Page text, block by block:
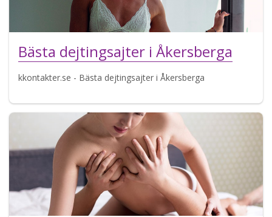
Bästa dejtingsajter i Åkersberga
kkontakter.se - Bästa dejtingsajter i Åkersberga